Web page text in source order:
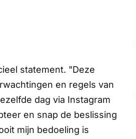
statement. "Deze
en regels van
dag via Instagram
en snap de beslissing
mijn bedoeling is